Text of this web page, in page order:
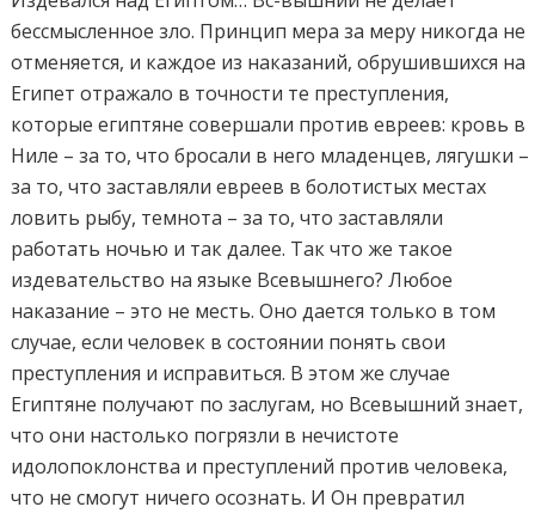
бессмысленное зло. Принцип мера за меру никогда не
отменяется, и каждое из наказаний, обрушившихся на
Египет отражало в точности те преступления,
которые египтяне совершали против евреев: кровь в
Ниле – за то, что бросали в него младенцев, лягушки –
за то, что заставляли евреев в болотистых местах
ловить рыбу, темнота – за то, что заставляли
работать ночью и так далее. Так что же такое
издевательство на языке Всевышнего? Любое
наказание – это не месть. Оно дается только в том
случае, если человек в состоянии понять свои
преступления и исправиться. В этом же случае
Египтяне получают по заслугам, но Всевышний знает,
что они настолько погрязли в нечистоте
идолопоклонства и преступлений против человека,
что не смогут ничего осознать. И Он превратил